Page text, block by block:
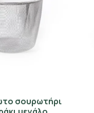
σουρωτήρι